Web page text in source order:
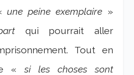
une peine exemplaire »
qui pourrait aller
Tout en
«si les choses sont